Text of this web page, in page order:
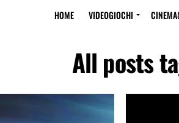
HOME VIDEOGIOCHI
All posts